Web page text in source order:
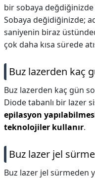
bir sobaya değdiğinizde
Sobaya değidiğinizde;
saniyenin biraz
çok daha kısa sürede
Buz lazerden kaç
Buz lazerden kaç gün
Diode tabanlı bir lazer
epilasyon
teknolojiler kullanır.
Buz lazer jel
Buz lazer jel sürmeden